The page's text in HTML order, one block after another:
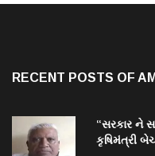
RECENT POSTS OF
“સરકાર ને
કૃષિમંત્રી